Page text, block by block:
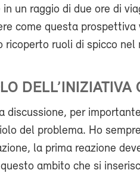
un raggio di due ore di
come questa
ricoperto ruoli di spicco nel
DELL’INIZIATIVA
discussione, per
del problema. Ho
la prima reazione
ambito che si